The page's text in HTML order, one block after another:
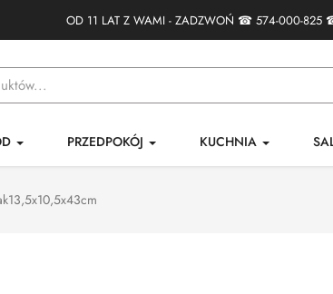
OD 11 LAT Z WAMI - ZADZWOŃ ☎ 574-000-825
PRZEDPOKÓJ KUCHNIA